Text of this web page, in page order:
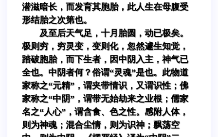
潜滋暗长，而发育其胞胎，此人生在母腹受
形结胎之次第也。
及至后天气足，十月胎圆，动已极矣。
极则穷，穷灵变，变则化，忽然遽生知觉，
踏破胞胎，而下生者，因中阴入主，神气已
全也。中阴者何？俗谓“灵魂”是也。此物道
家称之“元精”，谓夹带情识，又谓识性；佛
家称之“中阴”，谓带无始劫来之业根；儒家
名之“人心”，谓含食、色之性。感附人体，
则为神魂；混合尘情，则为识神；飘荡空